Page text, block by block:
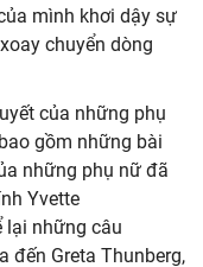
mình khơi dậy sự
chuyển dòng
của những phụ
gồm những bài
những phụ nữ đã
Yvette
lại những câu
đến Greta Thunberg,